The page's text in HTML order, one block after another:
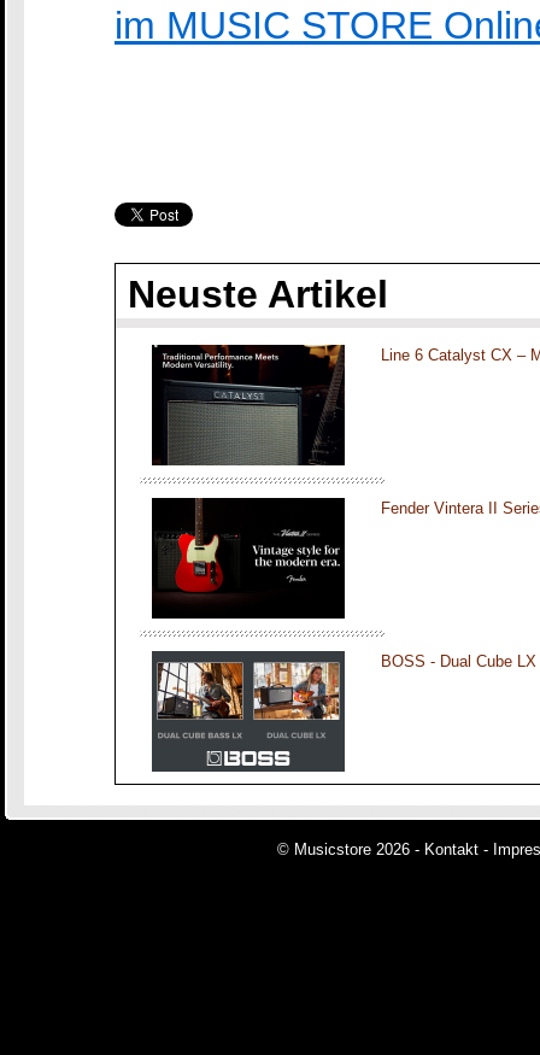
im MUSIC STORE
Neuste Artikel
Line 6 Catalyst CX –
Fender Vintera II
BOSS - Dual Cube
© Musicstore 2026 - Kontakt -